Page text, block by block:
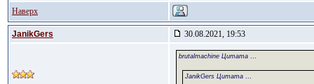
Наверх
JanikGers 30.08.2021, 19:53
brutalmachine Цитата ...
JanikGers Цитата ...